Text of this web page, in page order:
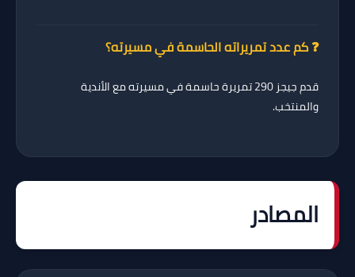
❓ كم عدد تمريراته الحاسمة في مسيرته؟
قدم جيجز290 تمريرة حاسمة
في مسيرته مع الأندية
والمنتخب.
المصادر